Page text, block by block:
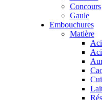
Concours
Gaule
Embouchures
Matière